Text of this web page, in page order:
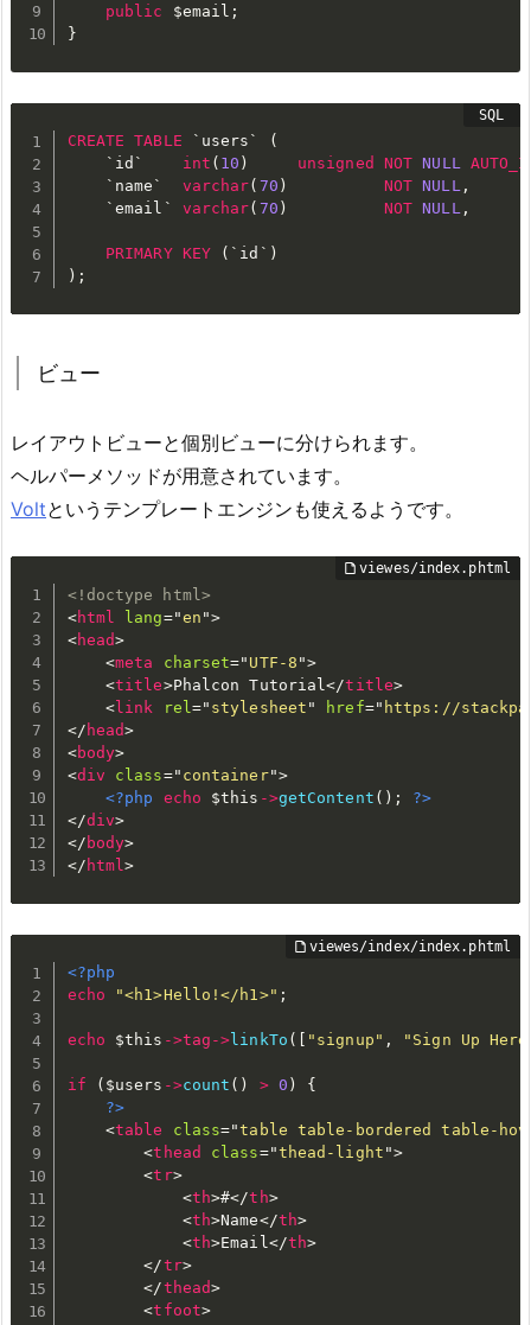
public
$email ;
}
CREATE TABLE ` users `
(
` id ` int ( 10 ) unsigned NOT NULL
` name ` varchar( 70 ) NOT NULL,
`email ` varchar( 70 ) NOT NULL,
PRIMARY KEY ( ` id ` )
) ;
ビュー
レイアウトビューと個別ビューに分けられます。
ヘルパーメソッドが用意されています。
Voltというテンプレートエンジンも使えるようです。
<!doctype html>
<html lang="en ">
<head>
<meta charset=" UTF-8 ">
<title>Phalcon Tutorial</title>
< link rel =" stylesheet " href=" https://
</ head>
<body>
<div class=" container">
<?php
echo $this ->getContent ( ) ;
?>
</div>
</ body>
</ html>
<?php
echo
"<h1>Hello!</h1>" ;
echo $this ->tag -> linkTo ( "signup" , "Sign Up
if ( $users ->count ( ) > 0 )
{
?>
<table class="table table-bordered table-
<thead class="thead-light ">
<tr>
<th>#</th>
<th>Name</th>
<th>Email</th>
</tr>
</thead>
<tfoot>